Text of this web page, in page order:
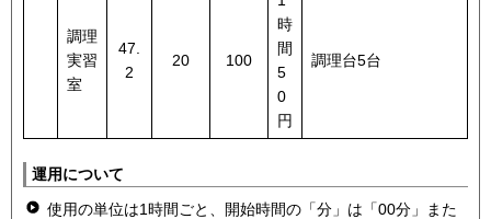
調理
実習
室
47.
2
20 100
時
間
5
0
円
調理台5台
運用について
使用の単位は1時間ごと、開始時間の「分」は「00分」また